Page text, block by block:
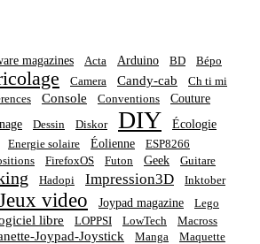
magazines Acta Arduino BD
Bépo
Camera Candy-cab
Ch ti mi
Console Conventions Couture
Dessin Diskor DIY Écologie
Energie solaire Éolienne
ESP8266
FirefoxOS Futon Geek
Guitare
Hadopi Impression3D Inktober
video Joypad magazine Lego
libre LOPPSI LowTech Macross
Joypad-Joystick Manga Maquette